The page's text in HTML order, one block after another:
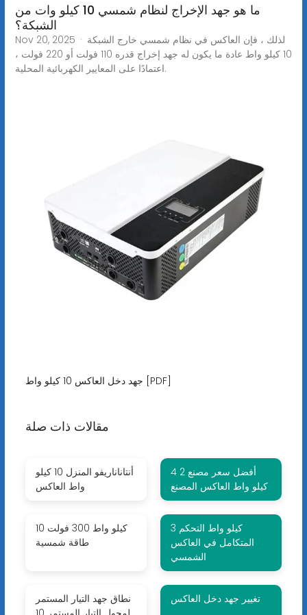
ما هو جهد الإخراج لنظام شمسي 10 كيلو وات من
الشبكة؟
Nov 20, 2025 · لذلك ، فإن العاكس في نظام شمسي خارج الشبكة
10 كيلو واط عادة ما يكون له جهد إخراج قدره 110 فولت أو 220 فولت ،
اعتمادًا على المعايير الكهربائية المحلية.
جهد دخل العاكس 10 كيلو واط [PDF]
مقالات ذات صلة
أنتاناناريفو المنزل 10 كيلو
واط العاكس
أفضل سعر مصنع 2 4
كيلو واط العاكس المصنع
10 كيلو واط 300 فولت
طاقة شمسية
3 كيلو واط التحكم
المتكامل في العاكس
الشمسي
نطاق جهد التيار المستمر
تغيير جهد دخل العاكس